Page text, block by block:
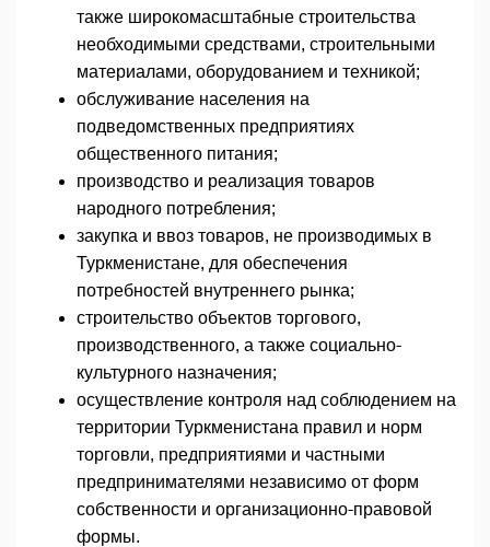
также широкомасштабные строительства
необходимыми средствами, строительными
материалами, оборудованием и техникой;
обслуживание населения на
подведомственных предприятиях
общественного питания;
производство и реализация товаров
народного потребления;
закупка и ввоз товаров, не производимых в
Туркменистане, для обеспечения
потребностей внутреннего рынка;
строительство объектов торгового,
производственного, а также социально-
культурного назначения;
осуществление контроля над соблюдением на
территории Туркменистана правил и норм
торговли, предприятиями и частными
предпринимателями независимо от форм
собственности и организационно-правовой
формы.